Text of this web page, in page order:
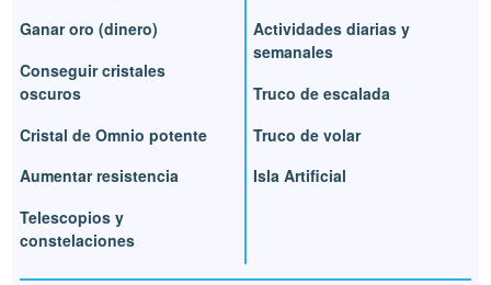
Ganar oro (dinero)
Conseguir cristales
oscuros
Cristal de Omnio potente
Aumentar resistencia
Telescopios y
constelaciones
Actividades diarias y
semanales
Truco de escalada
Truco de volar
Isla Artificial